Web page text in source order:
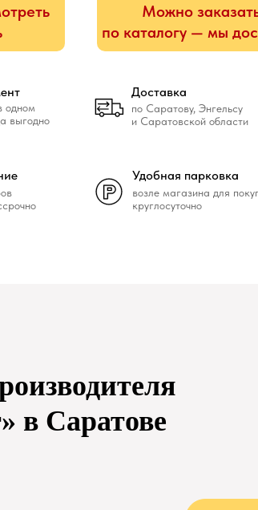
Можно
по каталогу — мы
возле магазина для
круглосуточно
Удобная парковка
одном
выгодно
по Саратову, Энгельсу
и Саратовской области
Доставка
в Саратове